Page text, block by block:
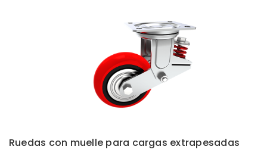
Ruedas con muelle para cargas extrapesadas